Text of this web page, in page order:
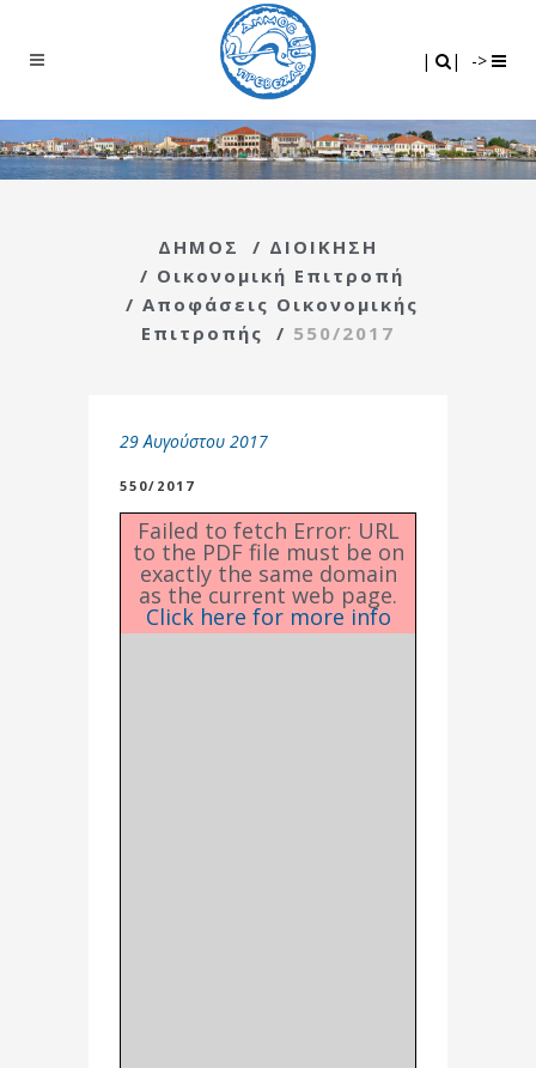
| | ->
ΔΗΜΟΣ / ΔΙΟΙΚΗΣΗ
/ Οικονομική Επιτροπή
/ Αποφάσεις Οικονομικής
Επιτροπής
/ 550/2017
29 Αυγούστου 2017
550/2017
Failed to fetch Error: URL
to the PDF file must be on
exactly the same domain
as the current web page.
Click here for more info